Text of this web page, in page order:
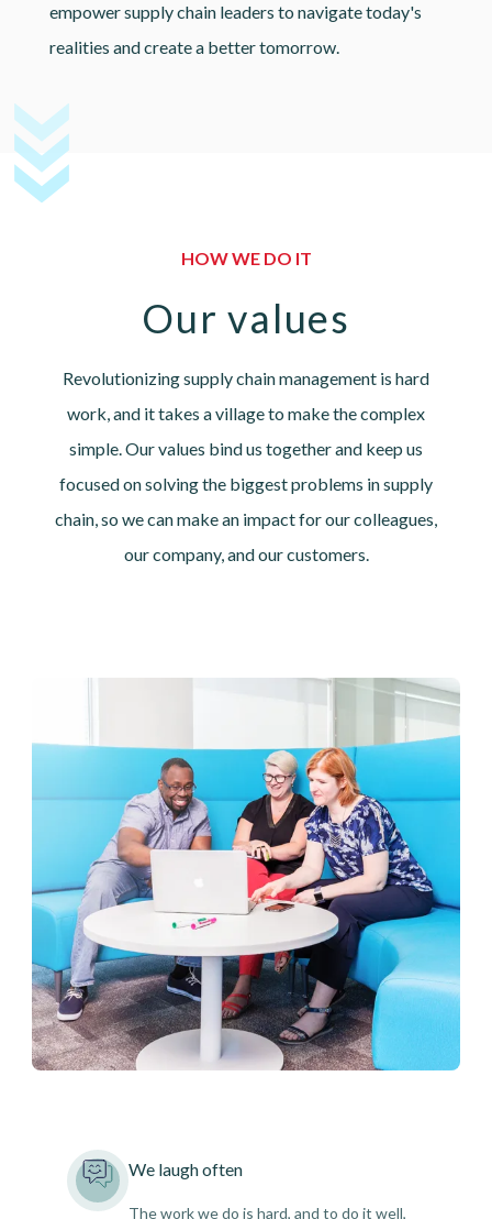
empower supply chain leaders to navigate today's
realities and create a better tomorrow.
HOW WE DO IT
Our values
Revolutionizing supply chain management is hard
work, and it takes a village to make the complex
simple. Our values bind us together and keep us
focused on solving the biggest problems in supply
chain, so we can make an impact for our colleagues,
our company, and our customers.
We laugh often
The work we do is hard, and to do it well,